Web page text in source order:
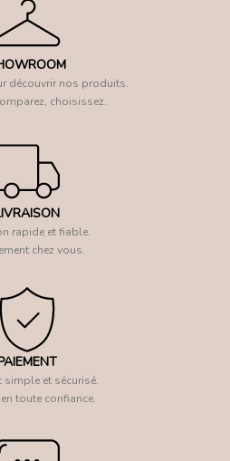
découvrir nos produits.
choisissez.
rapide et fiable.
chez vous.
simple et sécurisé.
toute confiance.